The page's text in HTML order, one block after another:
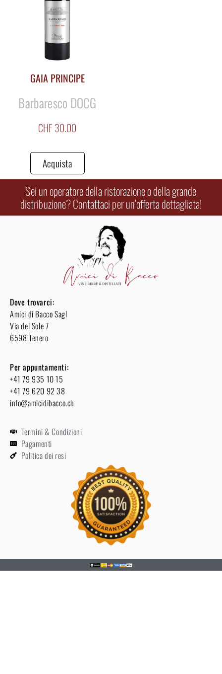
GAIA PRINCIPE
Barbaresco DOCG
CHF 30.00
Acquista
Sei un operatore della ristorazione o della grande
distribuzione? Contattaci per un’offerta dettagliata!
Dove trovarci:
Amici di Bacco Sagl
Via del Sole 7
6598 Tenero
Per appuntamenti:
+41 79 935 10 15
+41 79 620 92 38
info@amicidibacco.ch
Termini & Condizioni
Pagamenti
Politica dei resi